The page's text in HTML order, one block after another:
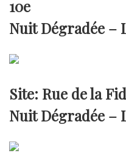
10e
Nuit Dégradée –
Site: Rue de la
Nuit Dégradée –